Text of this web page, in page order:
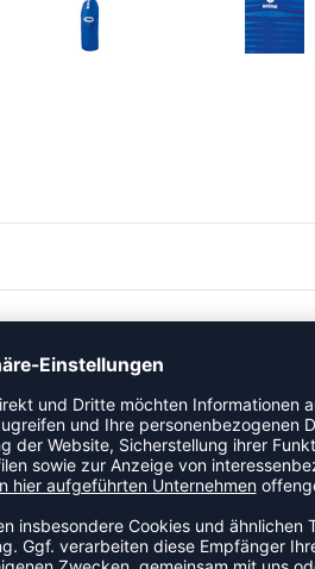
Trikot mit exzellentem
des Shirts garantiert ein
sorgen seitliche Mesh-Einsätze
verstärkt für mehr
Auf den Schultern hat es